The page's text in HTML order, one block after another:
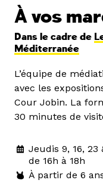
À vos
Dans le cadre de
Méditerranée
L’équipe de
avec les
Cour Jobin. La
30 minutes de
Jeudis 9, 16,
de 16h à 18h
À partir de 6